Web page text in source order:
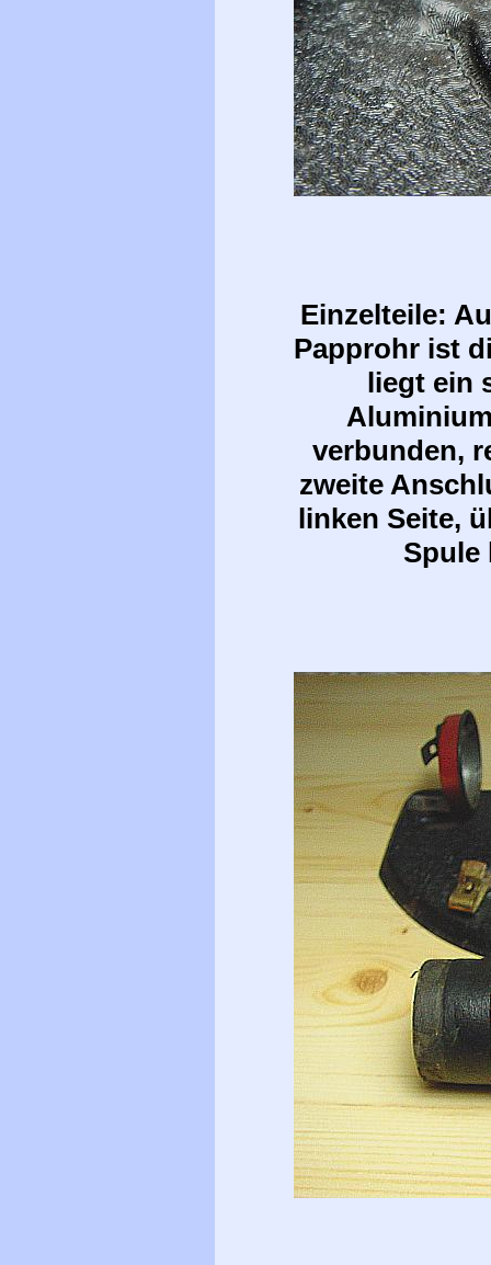
Einzelteile:
Papprohr ist
liegt ein
verbunden,
zweite
linken Seite,
Spule